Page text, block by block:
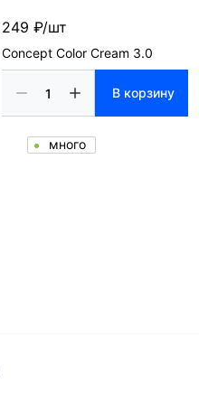
249 ₽/шт
Concept Color Cream 3.0
В корзину
много